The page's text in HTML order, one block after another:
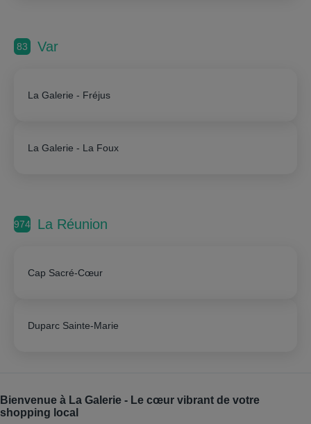
83 Var
La Galerie - Fréjus
La Galerie - La Foux
974 La Réunion
Cap Sacré-Cœur
Duparc Sainte-Marie
Bienvenue à La Galerie - Le cœur vibrant de votre
shopping local